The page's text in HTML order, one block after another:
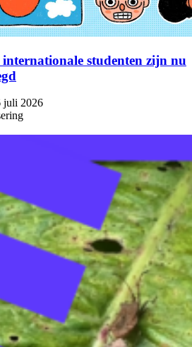
studenten zijn nu
juli 2026